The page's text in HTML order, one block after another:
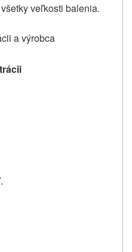
veľkosti balenia.
a výrobca